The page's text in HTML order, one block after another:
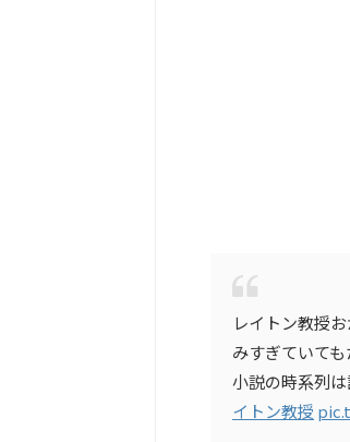
レイトン教授
みすぎていて
小説の時系列
イトン教授